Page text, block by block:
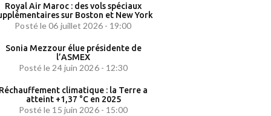
Royal Air Maroc : des vols spéciaux
sur Boston et New York
Posté le 06 juillet 2026 - 19:00
Sonia Mezzour élue présidente de
l’ASMEX
Posté le 24 juin 2026 - 12:30
climatique : la Terre a
atteint +1,37 °C en 2025
Posté le 15 juin 2026 - 15:00